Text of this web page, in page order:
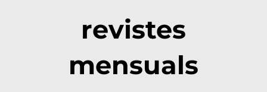
revistes
mensuals